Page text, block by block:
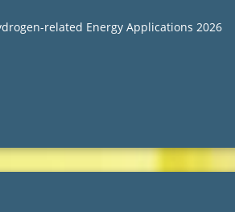
related Energy Applications 2026